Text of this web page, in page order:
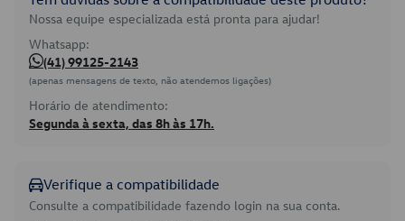
Nossa equipe especializada está pronta para ajudar!
Whatsapp:
(41) 99125-2143
(apenas mensagens de texto, não atendemos ligações)
Horário de atendimento:
Segunda à sexta, das 8h às 17h.
Verifique a compatibilidade
Consulte a compatibilidade fazendo login na sua conta.